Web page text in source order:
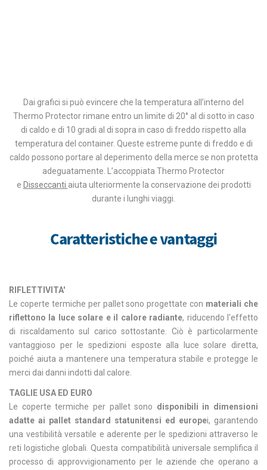
Dai grafici si può evincere che la temperatura all’interno del
Thermo Protector rimane entro un limite di 20° al di sotto in caso
di caldo e di 10 gradi al di sopra in caso di freddo rispetto alla
temperatura del container. Queste estreme punte di freddo e di
caldo possono portare al deperimento della merce se non protetta
adeguatamente. L’accoppiata Thermo Protector
e Disseccanti aiuta ulteriormente la conservazione dei prodotti
durante i lunghi viaggi.
Caratteristiche e vantaggi
RIFLETTIVITA'
Le coperte termiche per pallet sono progettate con materiali che
riflettono la luce solare e il calore radiante, riducendo l'effetto
di riscaldamento sul carico sottostante. Ciò è particolarmente
vantaggioso per le spedizioni esposte alla luce solare diretta,
poiché aiuta a mantenere una temperatura stabile e protegge le
merci dai danni indotti dal calore.
TAGLIE USA ED EURO
Le coperte termiche per pallet sono disponibili in dimensioni
adatte ai pallet standard statunitensi ed europei, garantendo
una vestibilità versatile e aderente per le spedizioni attraverso le
reti logistiche globali. Questa compatibilità universale semplifica il
processo di approvvigionamento per le aziende che operano a